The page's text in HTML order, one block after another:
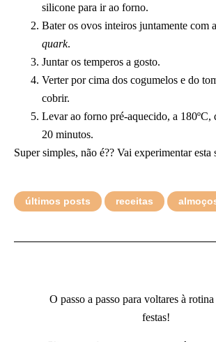
silicone para ir ao forno.
Bater os ovos inteiros juntamente com
quark.
Juntar os temperos a gosto.
Verter por cima dos cogumelos e do
cobrir.
Levar ao forno pré-aquecido, a 180ºC,
20 minutos.
Super simples, não é?? Vai experimentar esta
últimos posts receitas
O passo a passo para voltares à
festas!